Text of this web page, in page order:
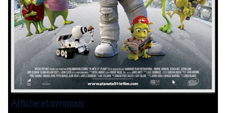
Affiche et synopsis